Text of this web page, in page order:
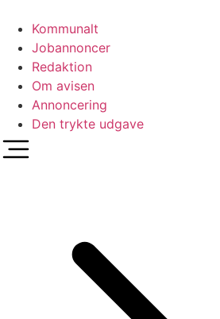
indhold
Kommunalt
Jobannoncer
Redaktion
Om avisen
Annoncering
Den trykte udgave